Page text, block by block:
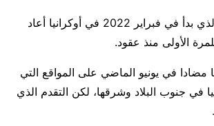
والنزاع العسكري الذي بدأ في فبراير 2022 في أوكرانيا أعاد
الأولى منذ عقود.
في يونيو الماضي على المواقع التي
في جنوب البلاد وشرقها، لكن التقدم الذي